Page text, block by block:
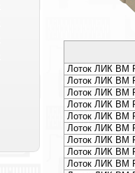
Лоток ЛИК ВМ
Лоток ЛИК ВМ
Лоток ЛИК ВМ
Лоток ЛИК ВМ
Лоток ЛИК ВМ
Лоток ЛИК ВМ
Лоток ЛИК ВМ
Лоток ЛИК ВМ
Лоток ЛИК ВМ